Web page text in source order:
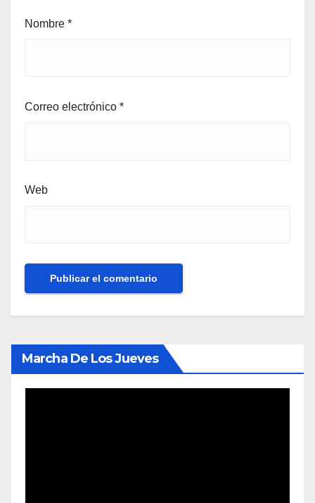
Nombre *
Correo electrónico *
Web
Marcha De Los Jueves